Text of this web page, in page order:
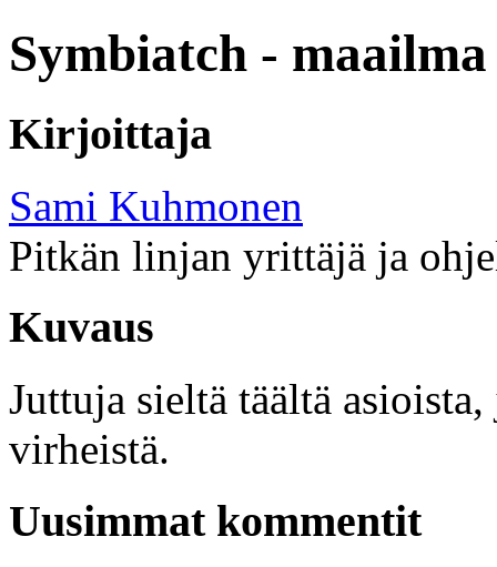
Symbiatch -
Kirjoittaja
Sami Kuhmonen
Pitkän linjan yrittäjä ja
Kuvaus
Juttuja sieltä täältä
virheistä.
Uusimmat kommentit